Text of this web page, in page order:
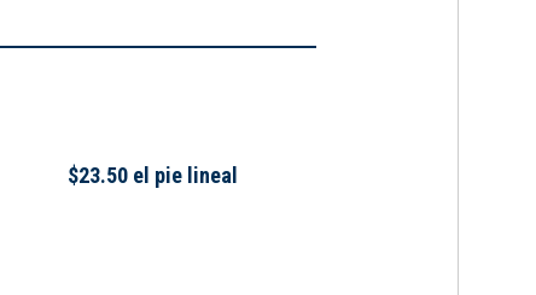
$23.50 el pie lineal